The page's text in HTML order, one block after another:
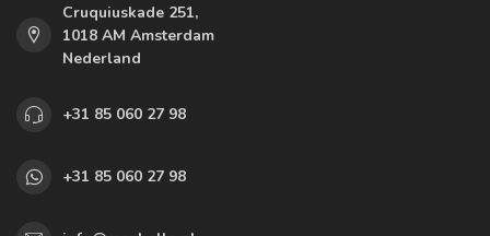
Cruquiuskade 251,
1018 AM Amsterdam
Nederland
+31 85 060 27 98
+31 85 060 27 98